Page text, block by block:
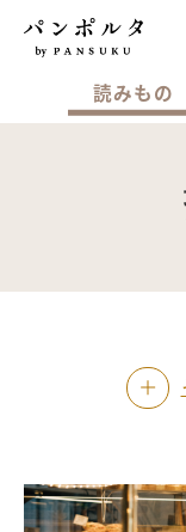
読みもの